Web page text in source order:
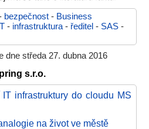
bezpečnost - Business
- infrastruktura - ředitel - SAS -
dne středa 27. dubna 2016
s.r.o.
infrastruktury do cloudu MS
na život ve městě